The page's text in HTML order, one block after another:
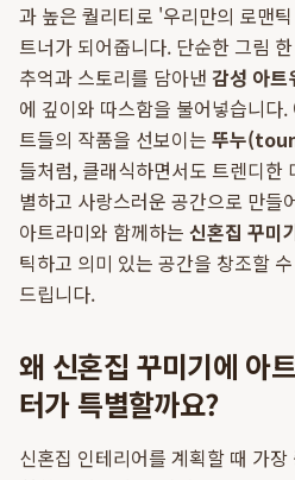
과 높은 퀄리티로 '우리만의 로맨
트너가 되어줍니다. 단순한 그림
추억과 스토리를 담아낸 감성 아트
에 깊이와 따스함을 불어넣습니다
트들의 작품을 선보이는 뚜누
들처럼, 클래식하면서도 트렌디한
별하고 사랑스러운 공간으로 만들
아트라미와 함께하는 신혼집 꾸미
틱하고 의미 있는 공간을 창조할
드립니다.
왜 신혼집 꾸미기에 아
터가 특별할까요?
신혼집 인테리어를 계획할 때 가